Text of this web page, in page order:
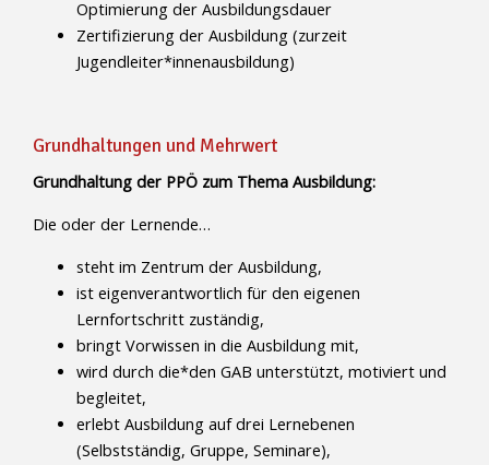
Optimierung der Ausbildungsdauer
Zertifizierung der Ausbildung (zurzeit
Jugendleiter*innenausbildung)
Grundhaltungen und Mehrwert
Grundhaltung der PPÖ zum Thema Ausbildung:
Die oder der Lernende…
steht im Zentrum der Ausbildung,
ist eigenverantwortlich für den eigenen
Lernfortschritt zuständig,
bringt Vorwissen in die Ausbildung mit,
wird durch die*den GAB unterstützt, motiviert und
begleitet,
erlebt Ausbildung auf drei Lernebenen
(Selbstständig, Gruppe, Seminare),